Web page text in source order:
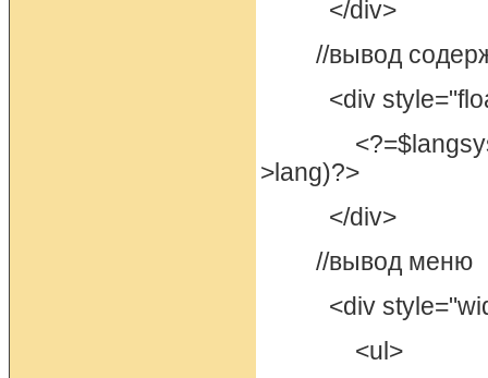
</div>
//вывод
<div
<?=$langsys-
>lang)?>
</div>
//вывод меню
<div
<ul>